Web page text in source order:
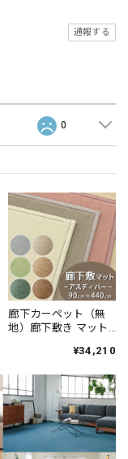
通報する
0
廊下カーペット（無
地）廊下敷き マット
高い耐久性と強力な
防汚 ナイロンカーペ
ット 防炎ラベル付
『アスディパ
ー/DIP』
¥34,210